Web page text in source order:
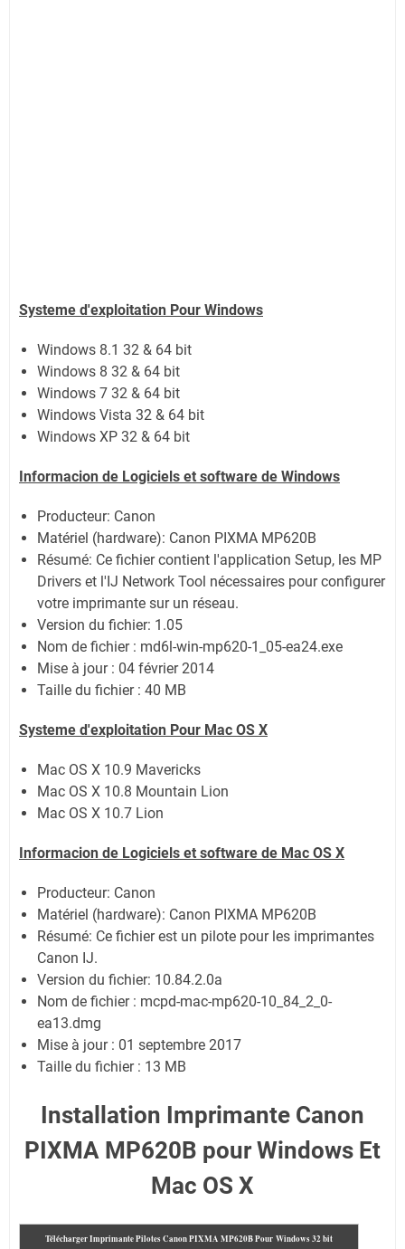
Systeme d'exploitation Pour Windows
Windows 8.1 32 & 64 bit
Windows 8 32 & 64 bit
Windows 7 32 & 64 bit
Windows Vista 32 & 64 bit
Windows XP 32 & 64 bit
Informacion de Logiciels et software de Windows
Producteur: Canon
Matériel (hardware): Canon PIXMA MP620B
Résumé: Ce fichier contient l'application Setup, les MP
Drivers et l'IJ Network Tool nécessaires pour configurer
votre imprimante sur un réseau.
Version du fichier: 1.05
Nom de fichier : md6l-win-mp620-1_05-ea24.exe
Mise à jour : 04 février 2014
Taille du fichier : 40 MB
Systeme d'exploitation Pour Mac OS X
Mac OS X 10.9 Mavericks
Mac OS X 10.8 Mountain Lion
Mac OS X 10.7 Lion
Informacion de Logiciels et software de Mac OS X
Producteur: Canon
Matériel (hardware): Canon PIXMA MP620B
Résumé: Ce fichier est un pilote pour les imprimantes
Canon IJ.
Version du fichier: 10.84.2.0a
Nom de fichier : mcpd-mac-mp620-10_84_2_0-
ea13.dmg
Mise à jour : 01 septembre 2017
Taille du fichier : 13 MB
Installation Imprimante Canon
PIXMA MP620B pour Windows Et
Mac OS X
Télécharger Imprimante Pilotes Canon PIXMA MP620BPour Windows 32 bit